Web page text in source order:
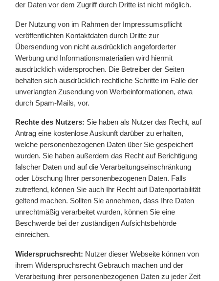
der Daten vor dem Zugriff durch Dritte ist nicht möglich.
Der Nutzung von im Rahmen der Impressumspflicht
veröffentlichten Kontaktdaten durch Dritte zur
Übersendung von nicht ausdrücklich angeforderter
Werbung und Informationsmaterialien wird hiermit
ausdrücklich widersprochen. Die Betreiber der Seiten
behalten sich ausdrücklich rechtliche Schritte im Falle der
unverlangten Zusendung von Werbeinformationen, etwa
durch Spam-Mails, vor.
Rechte des Nutzers: Sie haben als Nutzer das Recht, auf
Antrag eine kostenlose Auskunft darüber zu erhalten,
welche personenbezogenen Daten über Sie gespeichert
wurden. Sie haben außerdem das Recht auf Berichtigung
falscher Daten und auf die Verarbeitungseinschränkung
oder Löschung Ihrer personenbezogenen Daten. Falls
zutreffend, können Sie auch Ihr Recht auf Datenportabilität
geltend machen. Sollten Sie annehmen, dass Ihre Daten
unrechtmäßig verarbeitet wurden, können Sie eine
Beschwerde bei der zuständigen Aufsichtsbehörde
einreichen.
Widerspruchsrecht: Nutzer dieser Webseite können von
ihrem Widerspruchsrecht Gebrauch machen und der
Verarbeitung ihrer personenbezogenen Daten zu jeder Zeit